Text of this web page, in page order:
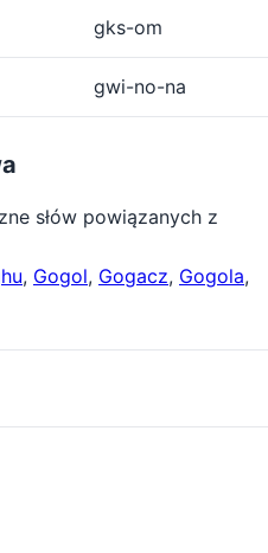
gks-om
gwi-no-na
słów powiązanych z
, Gogol, Gogacz, Gogola,